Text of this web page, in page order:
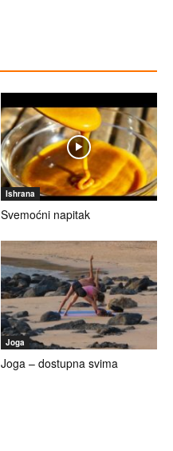
Ishrana
Svemoćni napitak
Joga
Joga – dostupna svima